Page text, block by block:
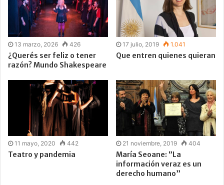
13 marzo, 2026 426
¿Querés ser feliz o tener
razón? Mundo Shakespeare
17 julio, 2019 1.041
Que entren quienes quieran
11 mayo, 2020 442
Teatro y pandemia
21 noviembre, 2019 404
María Seoane: “La
información veraz es un
derecho humano”